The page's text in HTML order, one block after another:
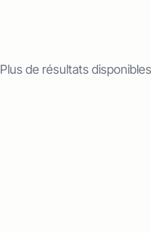
Plus de résultats disponibles